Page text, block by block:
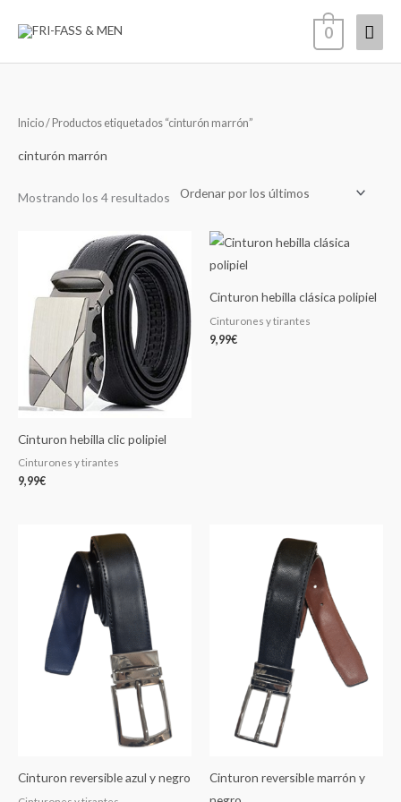
0
Inicio/ Productos etiquetados “cinturón marrón”
cinturón marrón
Mostrando los 4 resultados
Ordenado
por
Cinturon hebilla clic polipiel
Cinturones y tirantes
9,99€
Cinturon hebilla clásica polipiel
Cinturones y tirantes
9,99€
Cinturon reversible azul y negro
Cinturon reversible marrón y